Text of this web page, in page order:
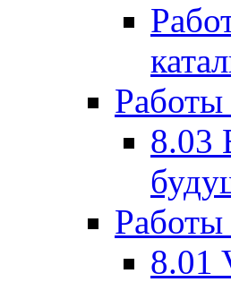
Работы
8.03
Работы
8.01